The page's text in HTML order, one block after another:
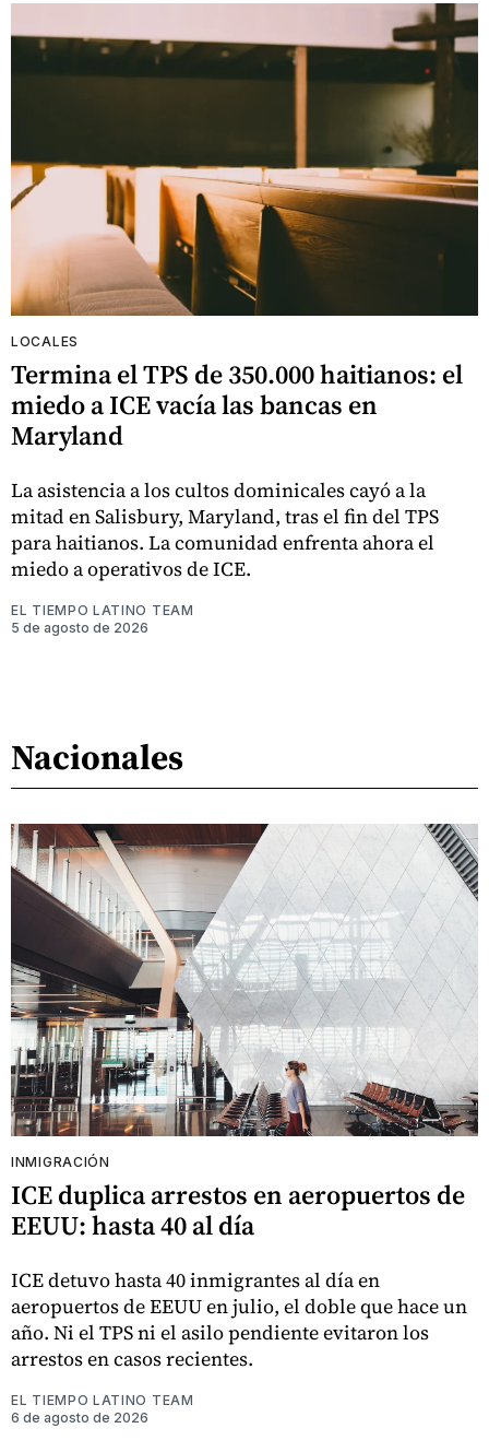
LOCALES
Termina el TPS de 350.000 haitianos: el
miedo a ICE vacía las bancas en
Maryland
La asistencia a los cultos dominicales cayó a la
mitad en Salisbury, Maryland, tras el fin del TPS
para haitianos. La comunidad enfrenta ahora el
miedo a operativos de ICE.
EL TIEMPO LATINO TEAM
5 de agosto de 2026
Nacionales
INMIGRACIÓN
ICE duplica arrestos en aeropuertos de
EEUU: hasta 40 al día
ICE detuvo hasta 40 inmigrantes al día en
aeropuertos de EEUU en julio, el doble que hace un
año. Ni el TPS ni el asilo pendiente evitaron los
arrestos en casos recientes.
EL TIEMPO LATINO TEAM
6 de agosto de 2026